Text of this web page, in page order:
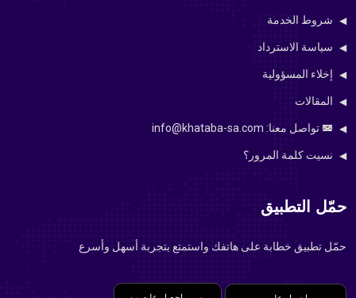
شروط الخدمة
سياسة الاسترداد
إخلاء المسؤولية
المقالات
تواصل معنا: info@khataba-sa.com
نسيت كلمة المرور؟
حمّل التطبيق
حمّل تطبيق خطابة على هاتفك واستمتع بتجربة أسهل وأسرع